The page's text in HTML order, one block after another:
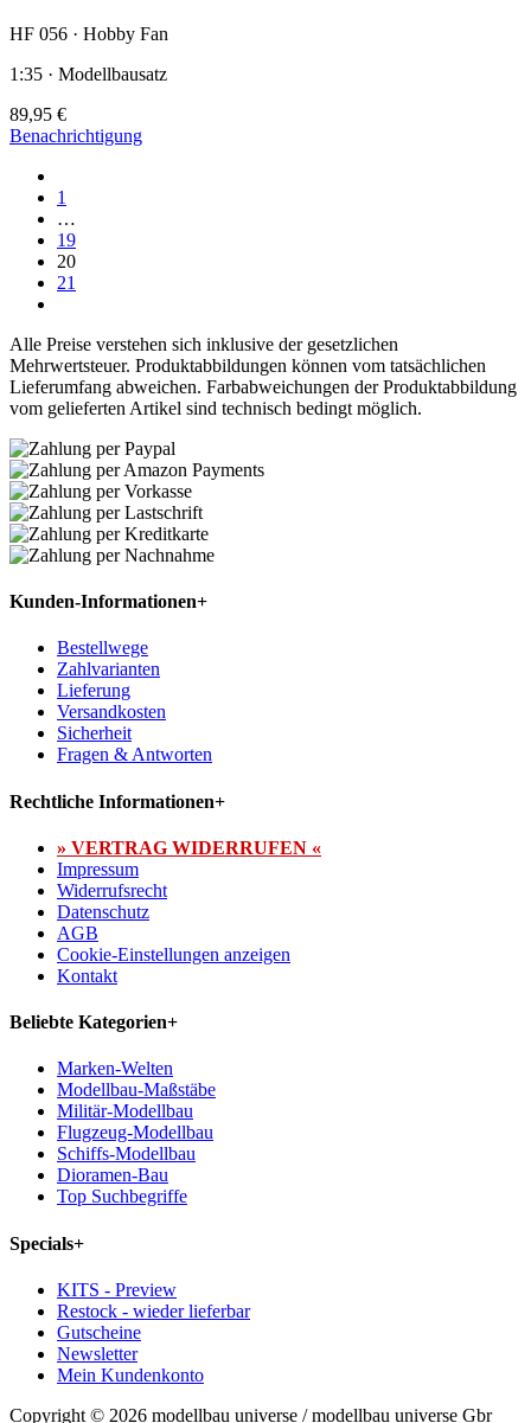
HF 056 · Hobby Fan
1:35 · Modellbausatz
89,95 €
Benachrichtigung
1
…
19
20
21
Alle Preise verstehen sich inklusive der gesetzlichen
Mehrwertsteuer. Produktabbildungen können vom tatsächlichen
Lieferumfang abweichen. Farbabweichungen der Produktabbildung
vom gelieferten Artikel sind technisch bedingt möglich.
Kunden-Informationen+
Bestellwege
Zahlvarianten
Lieferung
Versandkosten
Sicherheit
Fragen & Antworten
Rechtliche Informationen+
» VERTRAG WIDERRUFEN «
Impressum
Widerrufsrecht
Datenschutz
AGB
Cookie-Einstellungen anzeigen
Kontakt
Beliebte Kategorien+
Marken-Welten
Modellbau-Maßstäbe
Militär-Modellbau
Flugzeug-Modellbau
Schiffs-Modellbau
Dioramen-Bau
Top Suchbegriffe
Specials+
KITS - Preview
Restock - wieder lieferbar
Gutscheine
Newsletter
Mein Kundenkonto
Copyright © 2026 modellbau universe / modellbau universe Gbr